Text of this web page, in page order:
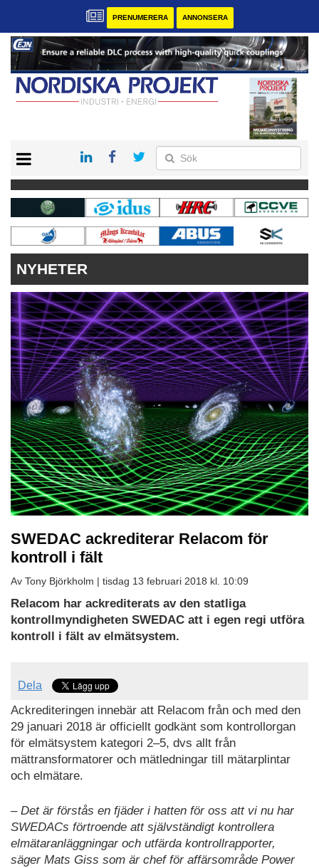
PRENUMERERA ANNONSERA
KONTAKT
VÅRA ANDRA MAGASIN
PRENUMERERA
ANNONSERA
NYHETER
SWEDAC ackrediterar Relacom för
kontroll i fält
Av Tony Björkholm | tisdag 13 februari 2018 kl. 10:09
Relacom har ackrediterats av den statliga
kontrollmyndigheten SWEDAC att i egen regi utföra
kontroll i fält av elmätsystem.
Dela
Ackrediteringen innebär att Relacom från och med den
29 januari 2018 är officiellt godkänt som kontrollorgan
för elmätsystem kategori 2–5, dvs allt från
mättransformatorer och mät­ledningar till mätarplintar
och elmätare.
– Det är förstås en fjäder i hatten för oss att vi nu har
SWEDACs förtroende att självständigt kontrollera
elmätaranläggningar och utfärda kontrollrapporter,
säger Mats Giss som är chef för affärsområde Power